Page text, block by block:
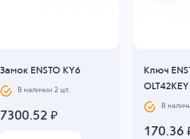
Замок ENSTO KY6
В наличии2 шт.
7300.52 ₽
Ключ
OLT42KEY
В
170.36